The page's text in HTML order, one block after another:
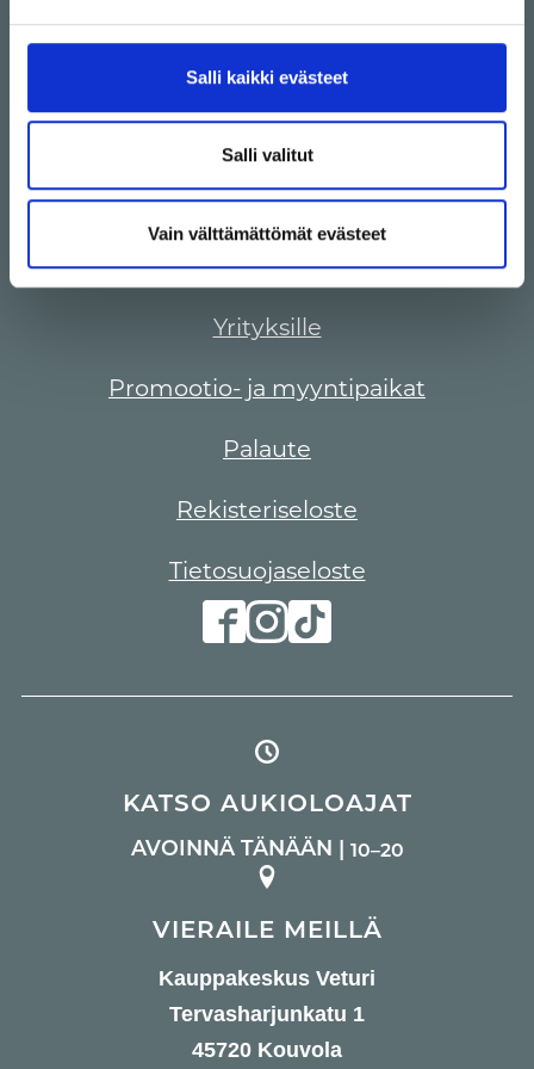
yksittäisistä kävijöistä ei kerätä."
Salli kaikki evästeet
Salli valitut
Vain välttämättömät evästeet
KATSO AUKIOLOAJAT
AVOINNÄ TÄNÄÄN | 10–20
VIERAILE MEILLÄ
Kauppakeskus Veturi
Tervasharjunkatu 1
45720 Kouvola
Saapuminen
Veturi-appi
Lahjakortti
Veturi ja ympäristö
Palvelut kauppakeskuksessa
Yrityksille
Promootio- ja myyntipaikat
Palaute
Rekisteriseloste
Tietosuojaseloste